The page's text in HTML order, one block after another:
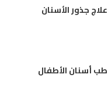
علاج جذور الأسنان
طب أسنان الأطفال